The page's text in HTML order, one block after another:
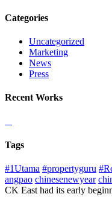
Categories
Uncategorized
Marketing
News
Press
Recent Works
Tags
#1Utama #propertyguru
angpao chinesenewyear
CK East had its early